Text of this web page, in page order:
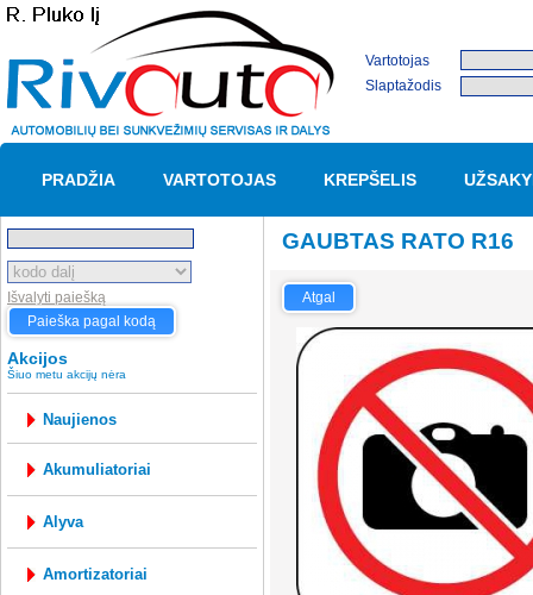
Vartotojas
Slaptažodis
PRADŽIA VARTOTOJAS KREPŠELIS
Išvalyti paiešką
Paieška pagal kodą
Akcijos
Šiuo metu akcijų nėra
Naujienos
akumuliatoriai
alyva
amortizatoriai
GAUBTAS RATO R16
Atgal